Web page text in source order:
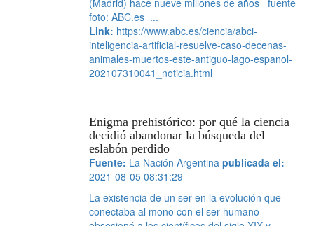
(Madrid) hace nueve millones de años fuente
foto: ABC.es ...
Link: https://www.abc.es/ciencia/abci-
inteligencia-artificial-resuelve-caso-decenas-
animales-muertos-este-antiguo-lago-espanol-
202107310041_noticia.html
Enigma prehistórico: por qué la ciencia
decidió abandonar la búsqueda del
eslabón perdido
Fuente: La Nación Argentina publicada el:
2021-08-05 08:31:29
La existencia de un ser en la evolución que
conectaba al mono con el ser humano